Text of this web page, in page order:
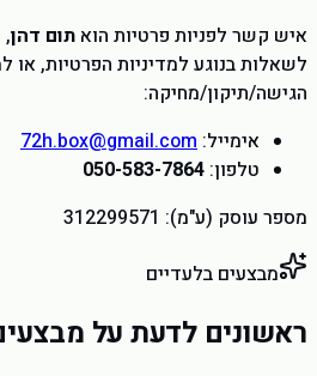
איש קשר לפניות פרטיות הוא תום דהן
לשאלות בנוגע למדיניות הפרטיות, או
הגישה/תיקון/מחיקה:
אימייל: 72h.box@gmail.com
טלפון: 050-583-7864
מספר עוסק (ע"מ): 312299571
מבצעים בלעדיים
ראשונים לדעת על